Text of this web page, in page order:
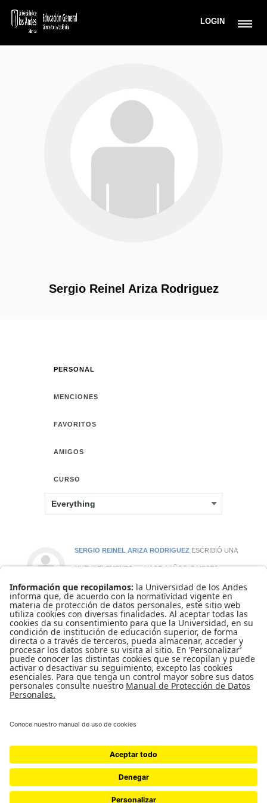
LOGIN
Sergio Reinel Ariza Rodriguez
PERSONAL
MENCIONES
FAVORITOS
AMIGOS
CURSO
SERGIO REINEL ARIZA RODRIGUEZ ESCRIBIÓ UNA
NUEVAELEMENTO HACE 4 AÑOS, 7 MESES
Descripción: Al igual que en
la época contemporánea
el saber fue valorado en la antigua
Grecia como uno de los más altos
bienes del hombre y fue objeto
de preocupación en la poesía, la
UNIVERSIDAD DE LOS ANDES | VIGILADA MINEDUCACIÓN. RECONOCIMIENTO
COMO UNIVERSIDAD: DECRETO 1297 DEL 30 DE MAYO DE 1964.